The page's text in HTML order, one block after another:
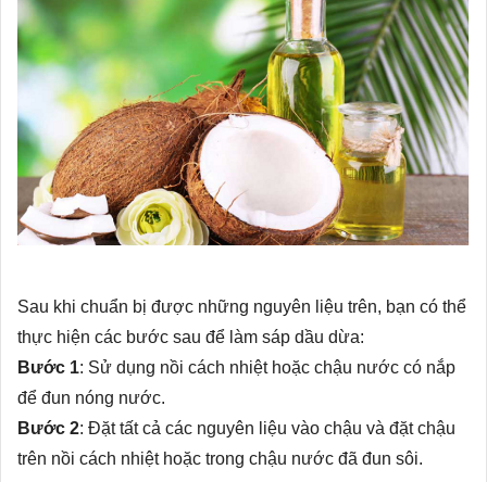
Sau khi chuẩn bị được những nguyên liệu trên, bạn có thể
thực hiện các bước sau để làm sáp dầu dừa:
Bước 1: Sử dụng nồi cách nhiệt hoặc chậu nước có nắp
để đun nóng nước.
Bước 2: Đặt tất cả các nguyên liệu vào chậu và đặt chậu
trên nồi cách nhiệt hoặc trong chậu nước đã đun sôi.